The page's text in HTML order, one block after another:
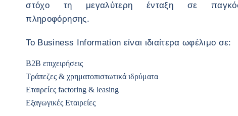
στόχο τη μεγαλύτερη ένταξη σε
πληροφόρησης.
Το Business Information είναι ιδιαίτερα ωφέλιμο σε:
B2B επιχειρήσεις
Τράπεζες & χρηματοπιστωτικά ιδρύματα
Εταιρείες factoring & leasing
Εξαγωγικές Εταιρείες